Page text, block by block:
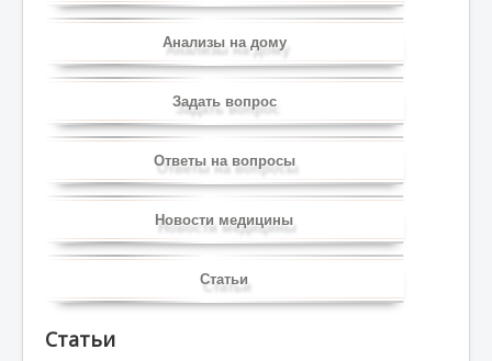
Анализы на дому
Задать вопрос
Ответы на вопросы
Новости медицины
Статьи
Статьи